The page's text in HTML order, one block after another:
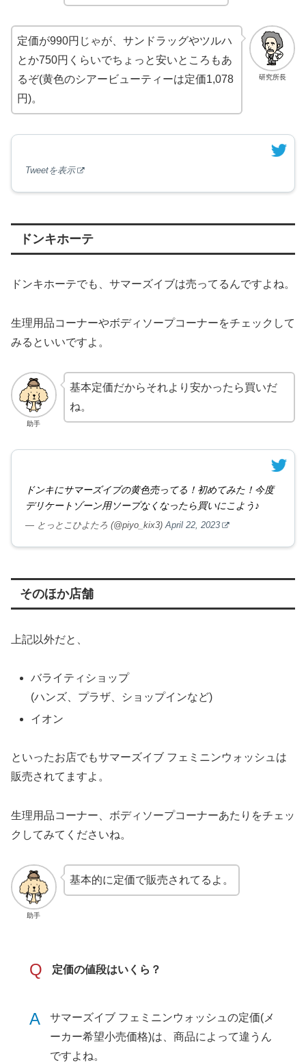
研究所長
定価が990円じゃが、サンドラッグやツルハ
とか750円くらいでちょっと安いところもあ
るぞ(黄色のシアービューティーは定価1,078
円)。
Tweetを表示
ドンキホーテ
ドンキホーテでも、サマーズイブは売ってるんですよね。
生理用品コーナーやボディソープコーナーをチェックして
みるといいですよ。
助手
基本定価だからそれより安かったら買いだ
ね。
ドンキにサマーズイブの黄色売ってる！初めてみた！今度
デリケートゾーン用ソープなくなったら買いにこよう♪
— とっとこひよたろ (@piyo_kix3)April 22, 2023
そのほか店舗
上記以外だと、
バライティショップ
(ハンズ、プラザ、ショップインなど)
イオン
といったお店でもサマーズイブ フェミニンウォッシュは
販売されてますよ。
生理用品コーナー、ボディソープコーナーあたりをチェッ
クしてみてくださいね。
助手
基本的に定価で販売されてるよ。
Q 定価の値段はいくら？
A
サマーズイブ フェミニンウォッシュの定価(メ
ーカー希望小売価格)は、商品によって違うん
ですよね。